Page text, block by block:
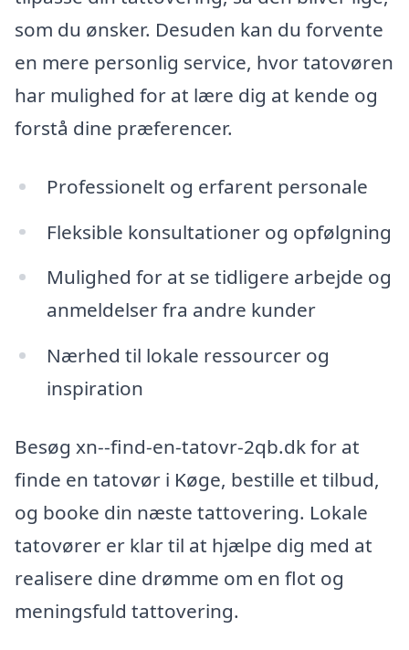
som du ønsker. Desuden kan du forvente
en mere personlig service, hvor tatovøren
har mulighed for at lære dig at kende og
forstå dine præferencer.
Professionelt og erfarent personale
Fleksible konsultationer og opfølgning
Mulighed for at se tidligere arbejde og
anmeldelser fra andre kunder
Nærhed til lokale ressourcer og
inspiration
Besøg xn--find-en-tatovr-2qb.dk for at
finde en tatovør i Køge, bestille et tilbud,
og booke din næste tattovering. Lokale
tatovører er klar til at hjælpe dig med at
realisere dine drømme om en flot og
meningsfuld tattovering.